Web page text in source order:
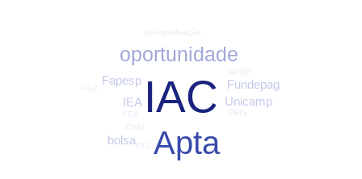
IAC
Apta
oportunidade
Fapesp
Unicamp
Fundepag
IEA
bolsa